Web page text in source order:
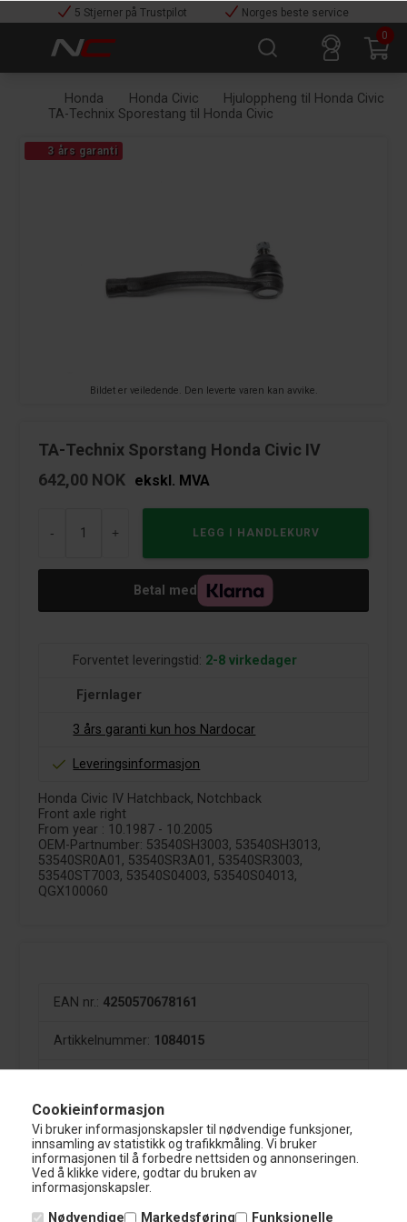
Cookieinformasjon
Vi bruker informasjonskapsler til nødvendige funksjoner,
innsamling av statistikk og trafikkmåling. Vi bruker
informasjonen til å forbedre nettsiden og annonseringen.
Ved å klikke videre, godtar du bruken av
informasjonskapsler.
Nødvendige Markedsføring
Funksjonelle
5 Stjerner på Trustpilot
Norges beste service
0
Honda Honda Civic
Hjuloppheng til Honda Civic
TA-Technix Sporestang til Honda Civic
Bildet er veiledende. Den leverte varen kan avvike.
3 års garanti
TA-Technix Sporstang Honda Civic IV
642,00 NOK ekskl. MVA
- +
Betal med
Forventet leveringstid: 2-8 virkedager
Fjernlager
3 års garanti kun hos Nardocar
Leveringsinformasjon
Honda Civic IV Hatchback, Notchback
Front axle right
From year : 10.1987 - 10.2005
OEM-Partnumber: 53540SH3003, 53540SH3013,
53540SR0A01, 53540SR3A01, 53540SR3003,
53540ST7003, 53540S04003, 53540S04013,
QGX100060
EAN nr.: 4250570678161
Artikkelnummer: 1084015
Nardocar